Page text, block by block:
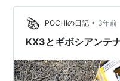
ラカスタムXは、すべて
気的にボンディングを自
この走行中のイグニッシ
POCHIの日記 • 3年前
KX3とギボシアンテ